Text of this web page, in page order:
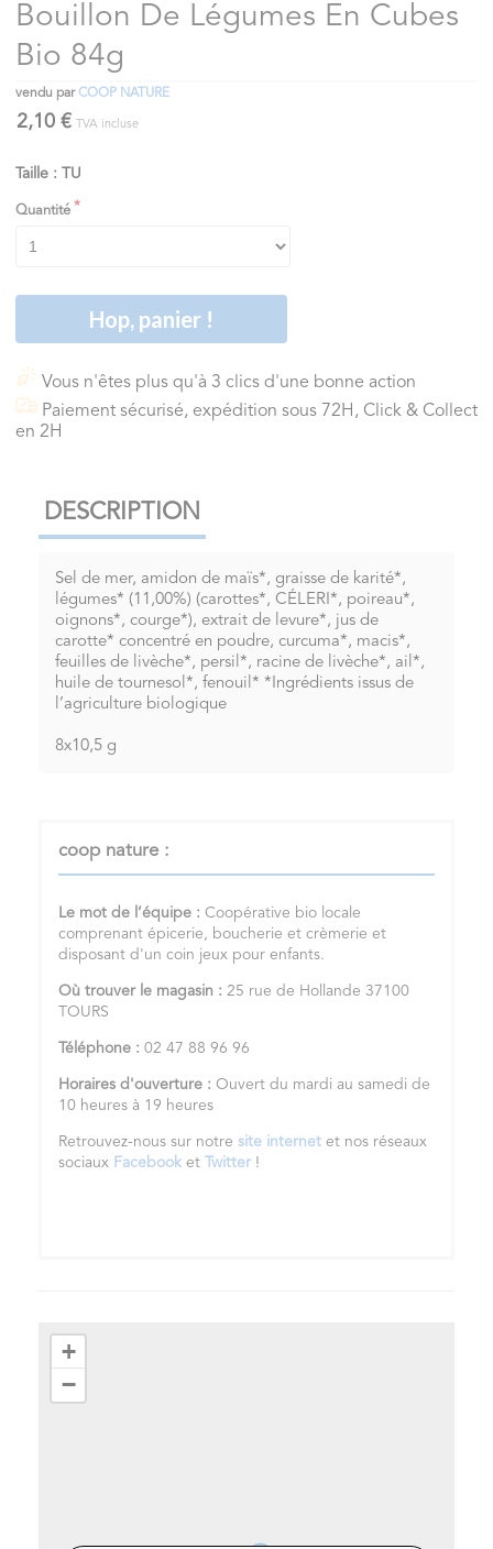
Bouillon De Légumes En Cubes
Bio 84g
vendu parCOOP NATURE
2,10 € TVA incluse
Taille : TU
Quantité
Hop, panier !
Vous n'êtes plus qu'à 3 clics d'une bonne action
Paiement sécurisé, expédition sous 72H, Click & Collect
en 2H
DESCRIPTION
Sel de mer, amidon de maïs*, graisse de karité*,
légumes* (11,00%) (carottes*, CÉLERI*, poireau*,
oignons*, courge*), extrait de levure*, jus de
carotte* concentré en poudre, curcuma*, macis*,
feuilles de livèche*, persil*, racine de livèche*, ail*,
huile de tournesol*, fenouil* *Ingrédients issus de
l’agriculture biologique
8x10,5 g
coop nature :
Le mot de l’équipe : Coopérative bio locale
comprenant épicerie, boucherie et crèmerie et
disposant d'un coin jeux pour enfants.
Où trouver le magasin : 25 rue de Hollande 37100
TOURS
Téléphone : 02 47 88 96 96
Horaires d'ouverture : Ouvert du mardi au samedi de
10 heures à 19 heures
Retrouvez-nous sur notre site internet et nos réseaux
sociaux Facebook et Twitter !
+
−